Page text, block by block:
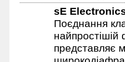
sE
Поєднання
представляє